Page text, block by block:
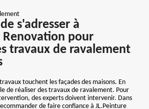
s'adresser à
Renovation pour
travaux de ravalement
touchent les façades des maisons. En
de réaliser des travaux de ravalement. Pour
des experts doivent intervenir. Dans
de faire confiance à JL.Peinture